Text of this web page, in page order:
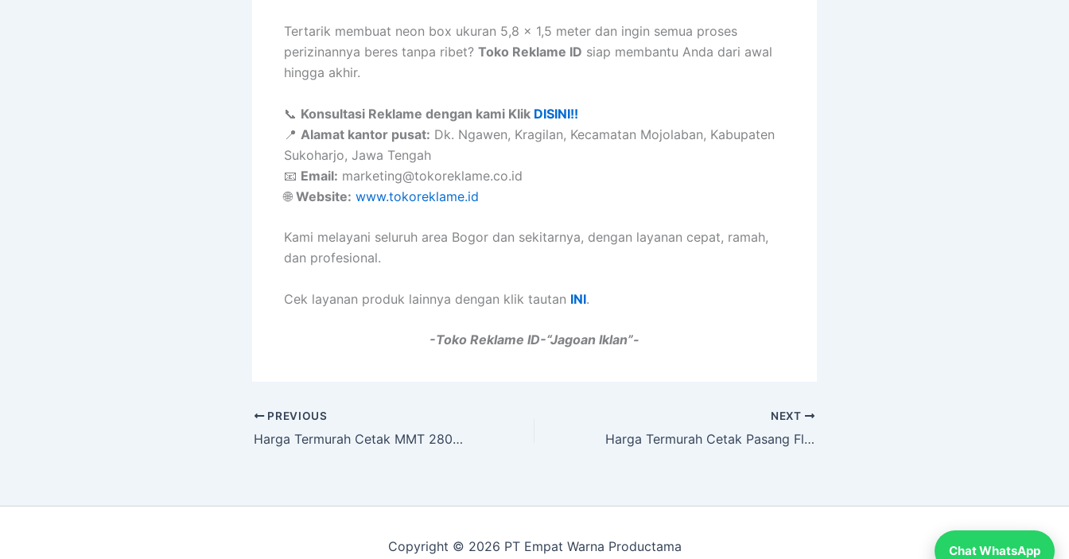
Tertarik membuat neon box ukuran 5,8 x 1,5 meter dan ingin semua proses
perizinannya beres tanpa ribet? Toko Reklame ID siap membantu Anda dari awal
hingga akhir.
📞 Konsultasi Reklame dengan kami Klik DISINI!!
📍 Alamat kantor pusat: Dk. Ngawen, Kragilan, Kecamatan Mojolaban, Kabupaten
Sukoharjo, Jawa Tengah
📧 Email: marketing@tokoreklame.co.id
🌐 Website: www.tokoreklame.id
Kami melayani seluruh area Bogor dan sekitarnya, dengan layanan cepat, ramah,
dan profesional.
Cek layanan produk lainnya dengan klik tautan INI.
-Toko Reklame ID-“Jagoan Iklan”-
PREVIOUS
Harga Termurah Cetak MMT 280 GSM Sebanyak 6 Pcs di Sukoharjo
NEXT
Harga Termurah Cetak Pasang Flexy 440 gr di Dinding Ukuran 310 cm x 230 cm di Sidoarjo
Copyright © 2026 PT Empat Warna Productama Chat WhatsApp